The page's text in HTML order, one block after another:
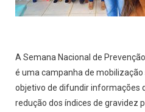
A Semana Nacional de
é uma campanha de
objetivo de difundir informações
redução dos índices de gravidez